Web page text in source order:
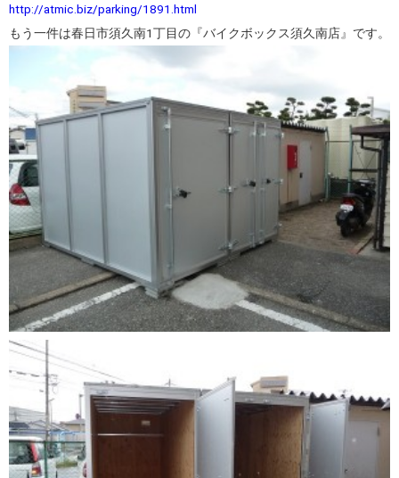
http://atmic.biz/parking/1891.html
もう一件は春日市須久南1丁目の『バイクボックス須久南店』です。